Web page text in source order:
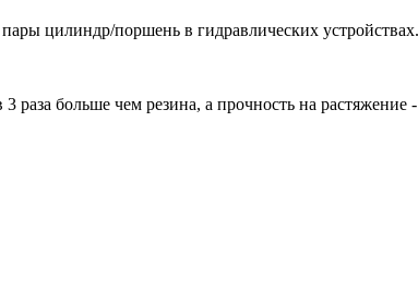
цилиндр/поршень в гидравлических устройствах.
больше чем резина, а прочность на